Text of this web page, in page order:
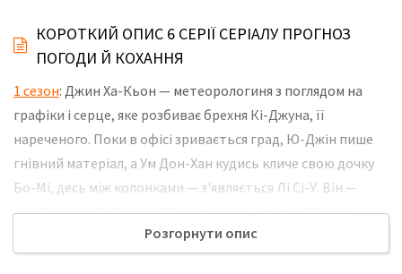
КОРОТКИЙ ОПИС 6 СЕРІЇ СЕРІАЛУ ПРОГНОЗ
ПОГОДИ Й КОХАННЯ
1 сезон: Джин Ха-Кьон — метеорологиня з поглядом на
графіки і серце, яке розбиває брехня Кі-Джуна, її
нареченого. Поки в офісі зривається град, Ю-Джін пише
гнівний матеріал, а Ум Дон-Хан кудись кличе свою дочку
Бо-Мі, десь між колонками — з'являється Лі Сі-У. Він —
протилежність точності: романтика, імпульс і трохи
шантаж на серце. Між ними — атмосферна хімія, біль,
Розгорнути опис